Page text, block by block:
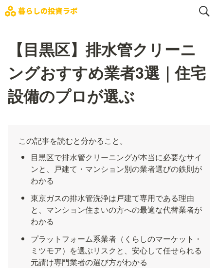
【目黒区】排水管クリーニ
ングおすすめ業者3選｜住宅
設備のプロが選ぶ
この記事を読むと分かること。
目黒区で排水管クリーニングが本当に必要なサイ
ンと、戸建て・マンション別の業者選びの鉄則が
わかる
東京ガスの排水管洗浄は戸建て専用である理由
と、マンション住まいの方への最適な代替業者が
わかる
プラットフォーム系業者（くらしのマーケット・
ミツモア）を選ぶリスクと、安心して任せられる
元請け専門業者の選び方がわかる